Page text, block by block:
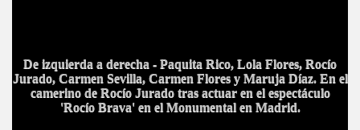
De izquierda a derecha - Paquita Rico, Lola Flores, Rocío
Jurado, Carmen Sevilla, Carmen Flores y Maruja Díaz. En el
camerino de Rocío Jurado tras actuar en el espectáculo
'Rocío Brava' en el Monumental en Madrid.